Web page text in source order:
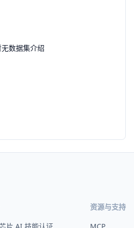
数据集介绍
资源与支持